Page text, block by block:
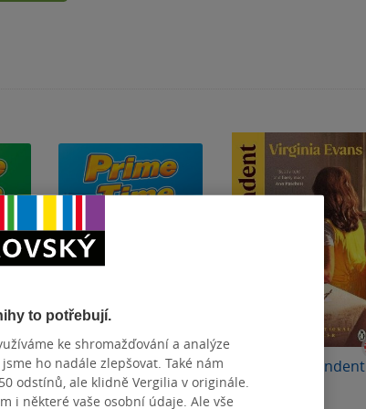
Prime Time 1 -
student´s book
The Correspondent
to potřebují.
ke shromažďování a analýze
ho nadále zlepšovat. Také nám
odstínů, ale klidně Vergilia v originále.
i některé vaše osobní údaje. Ale vše